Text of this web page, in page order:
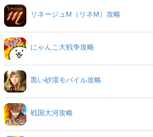
リネージュM（リネM）攻略
にゃんこ大戦争攻略
黒い砂漠モバイル攻略
戦国大河攻略